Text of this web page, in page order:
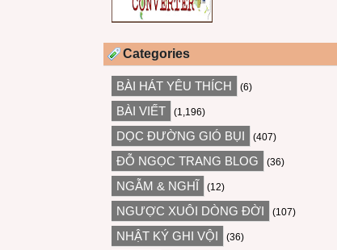
Categories
BÀI HÁT YÊU THÍCH (6)
BÀI VIẾT (1,196)
DỌC ĐƯỜNG GIÓ BỤI (407)
ĐỖ NGỌC TRANG BLOG (36)
NGẪM & NGHĨ (12)
NGƯỢC XUÔI DÒNG ĐỜI (107)
NHẬT KÝ GHI VỘI (36)